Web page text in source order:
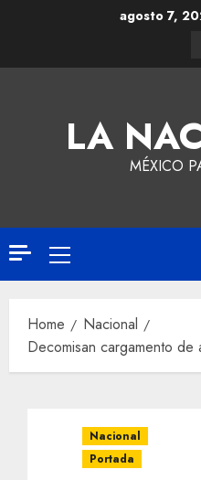
agosto 7,
LA
MÉXICO
Home
Nacional
Decomisan cargamento
Nacional
Portada